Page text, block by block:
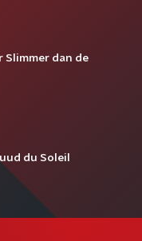
Slimmer dan de
du Soleil